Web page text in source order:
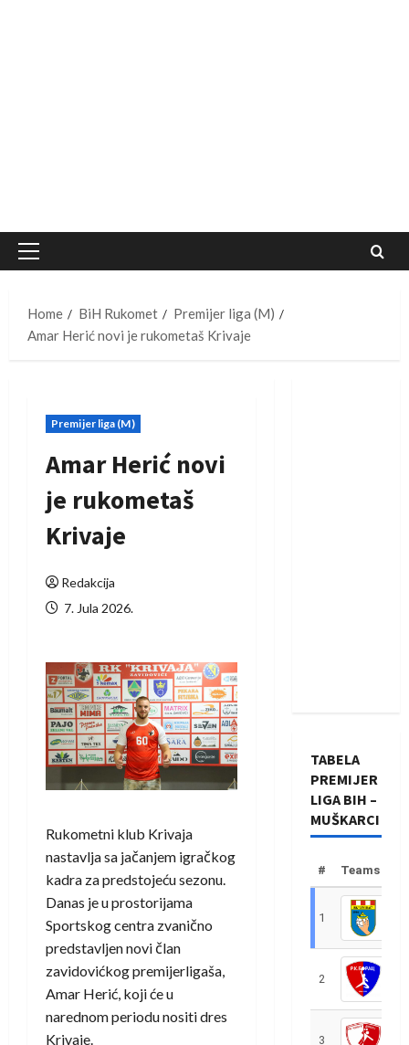
Primary
Home
BiH Rukomet
Premijer liga (M)
Amar Herić novi je rukometaš Krivaje
Premijer liga (M)
Amar Herić novi
je rukometaš
Krivaje
Redakcija
7. Jula 2026.
Rukometni klub Krivaja
nastavlja sa jačanjem igračkog
kadra za predstojeću sezonu.
Danas je u prostorijama
Sportskog centra zvanično
predstavljen novi član
zavidovićkog premijerligaša,
Amar Herić, koji će u
narednom periodu nositi dres
Krivaje.
TABELA
PREMIJER
LIGA BIH –
MUŠKARCI
# Teams
1
2
3